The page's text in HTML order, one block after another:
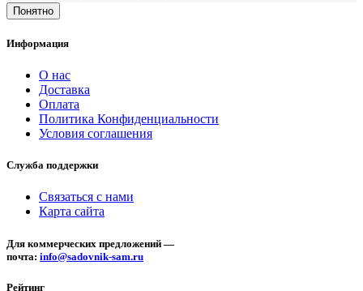
Понятно
Информация
О нас
Доставка
Оплата
Политика Конфиденциальности
Условия соглашения
Служба поддержки
Связаться с нами
Карта сайта
Для коммерческих предложений —
почта: info@sadovnik-sam.ru
Рейтинг